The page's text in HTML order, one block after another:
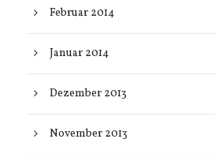
Februar 2014
Januar 2014
Dezember 2013
November 2013